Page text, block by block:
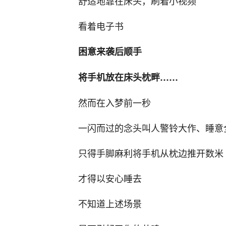
看着电子书
困意来袭后顺手
将手机放在床头枕畔……
然而在入梦前一秒
一闪而过的念头叫人警铃大作、睡
只得手脚麻利将手机从枕边推开数米
才得以安心睡去
不知道上述场景